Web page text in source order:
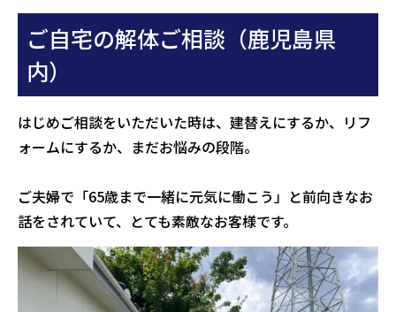
ご自宅の解体ご相談（鹿児島県
内）
はじめご相談をいただいた時は、建替えにするか、リフ
ォームにするか、まだお悩みの段階。
ご夫婦で「65歳まで一緒に元気に働こう」と前向きなお
話をされていて、とても素敵なお客様です。